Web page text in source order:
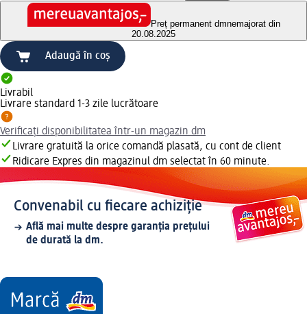
Preț permanent dmnemajorat din
20.08.2025
Adaugă în coș
Livrabil
Livrare standard 1-3 zile lucrătoare
Verificați disponibilitatea într-un magazin dm
Livrare gratuită la orice comandă plasată, cu cont de client
Ridicare Expres din magazinul dm selectat în 60 minute.
Convenabil cu fiecare achiziție
Află mai multe despre garanția prețului
de durată la dm.